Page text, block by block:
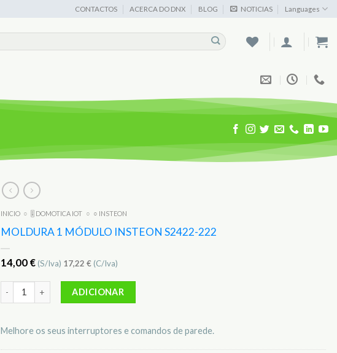
CONTACTOS ACERCA DO DNX BLOG NOTICIAS Languages
INICIO ○ 🎚️ DOMOTICA IOT ○ ○ INSTEON
MOLDURA 1 MÓDULO INSTEON S2422-222
14,00 € (S/Iva) 17,22 € (C/Iva)
Quantidade de Moldura 1 Módulo Insteon S2422-222
ADICIONAR
Melhore os seus interruptores e comandos de parede.